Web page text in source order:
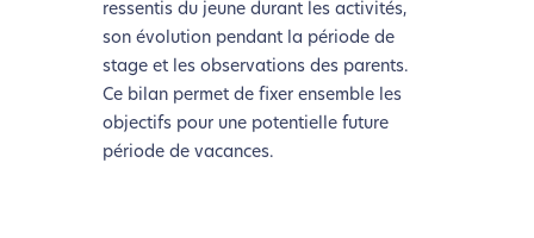
Nous avons développé ce site Internet dans le cadre
d’une démarche forte d’écoconception.
Si vous aussi vous souhaitez diminuer drastiquement
les besoins énergétiques nécessaires à votre
ressentis du jeune durant les activités,
son évolution pendant la période de
stage et les observations des parents.
Ce bilan permet de fixer ensemble les
objectifs pour une potentielle future
période de vacances.